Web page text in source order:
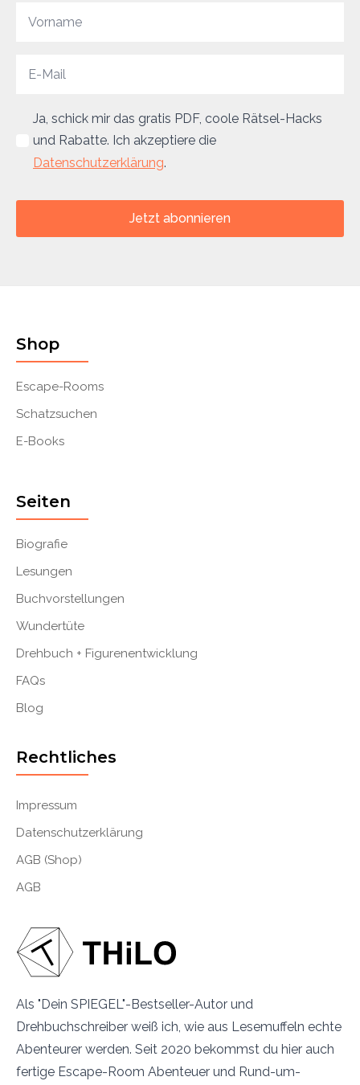
Ja, schick mir das gratis PDF, coole Rätsel-Hacks
und Rabatte. Ich akzeptiere die
Datenschutzerklärung.
Jetzt abonnieren
Als "Dein SPIEGEL"-Bestseller-Autor und
Drehbuchschreiber weiß ich, wie aus Lesemuffeln echte
Abenteurer werden. Seit 2020 bekommst du hier auch
fertige Escape-Room Abenteuer und Rund-um-
Shop
Escape-Rooms
Schatzsuchen
E-Books
Seiten
Biografie
Lesungen
Buchvorstellungen
Wundertüte
Drehbuch + Figurenentwicklung
FAQs
Blog
Rechtliches
Impressum
Datenschutzerklärung
AGB (Shop)
AGB